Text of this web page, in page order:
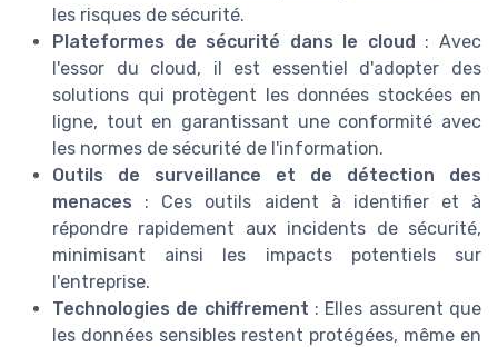
les risques de sécurité.
Plateformes de sécurité dans le cloud : Avec
l'essor du cloud, il est essentiel d'adopter des
solutions qui protègent les données stockées en
ligne, tout en garantissant une conformité avec
les normes de sécurité de l'information.
Outils de surveillance et de détection des
menaces : Ces outils aident à identifier et à
répondre rapidement aux incidents de sécurité,
minimisant ainsi les impacts potentiels sur
l'entreprise.
Technologies de chiffrement : Elles assurent que
les données sensibles restent protégées, même en